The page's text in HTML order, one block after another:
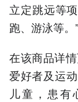
立定跳远等
跑、游泳等。
在该商品详
爱好者及运
儿童，患